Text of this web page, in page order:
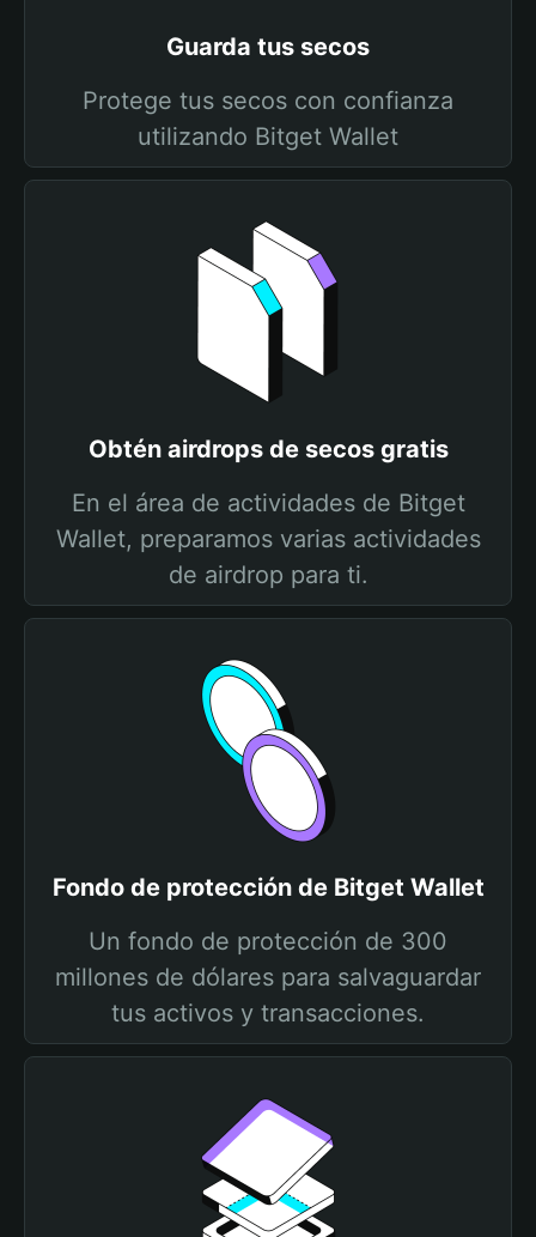
Guarda tus secos
Protege tus secos con confianza
utilizando Bitget Wallet
Obtén airdrops de secos gratis
En el área de actividades de Bitget
Wallet, preparamos varias actividades
de airdrop para ti.
Fondo de protección de Bitget Wallet
Un fondo de protección de 300
millones de dólares para salvaguardar
tus activos y transacciones.